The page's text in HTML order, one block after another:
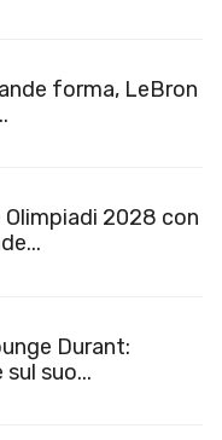
forma, LeBron
2028 con
Durant:
sul suo...